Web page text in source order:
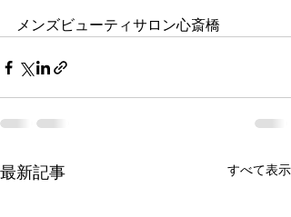
メンズビューティサロン心斎橋
最新記事 すべて表示